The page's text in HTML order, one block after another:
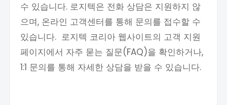
수 있습니다. 로지텍은 전화 상담은 지원하지 않
으며, 온라인 고객센터를 통해 문의를 접수할 수
있습니다. 로지텍 코리아 웹사이트의 고객 지원
페이지에서 자주 묻는 질문(FAQ)을 확인하거나,
1:1 문의를 통해 자세한 상담을 받을 수 있습니다.